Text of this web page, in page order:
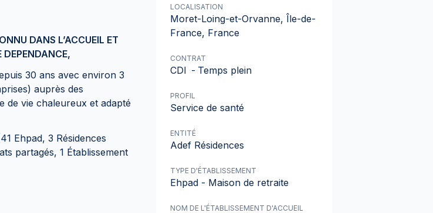
DANS L’ACCUEIL ET
DEPENDANCE,
30 ans avec environ 3
auprès des
de vie chaleureux et adapté
Ehpad, 3 Résidences
partagés, 1 Établissement
LOCALISATION
Moret-Loing-et-Orvanne, Île-de-
France, France
CONTRAT
CDI - Temps plein
PROFIL
Service de santé
ENTITÉ
Adef Résidences
TYPE D'ÉTABLISSEMENT
Ehpad - Maison de retraite
NOM DE L'ÉTABLISSEMENT D'ACCUEIL